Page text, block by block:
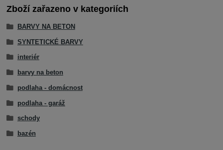
Zboží zařazeno v kategoriích
BARVY NA BETON
SYNTETICKÉ BARVY
interiér
barvy na beton
podlaha - domácnost
podlaha - garáž
schody
bazén